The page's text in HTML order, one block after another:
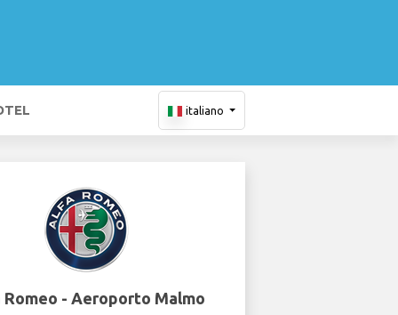
italiano
- Aeroporto Malmo